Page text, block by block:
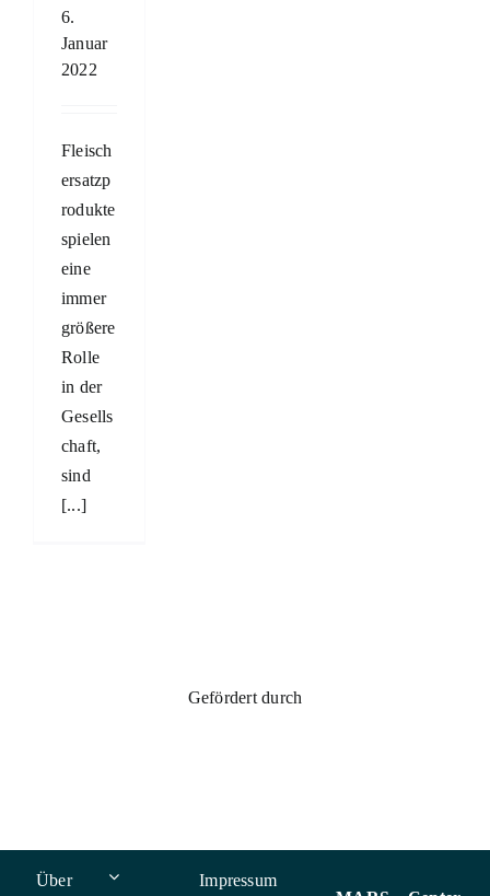
6.
Januar
2022
Fleisch
ersatzp
rodukte
spielen
eine
immer
größere
Rolle
in der
Gesells
chaft,
sind
[...]
Gefördert durch
Über
Impressum